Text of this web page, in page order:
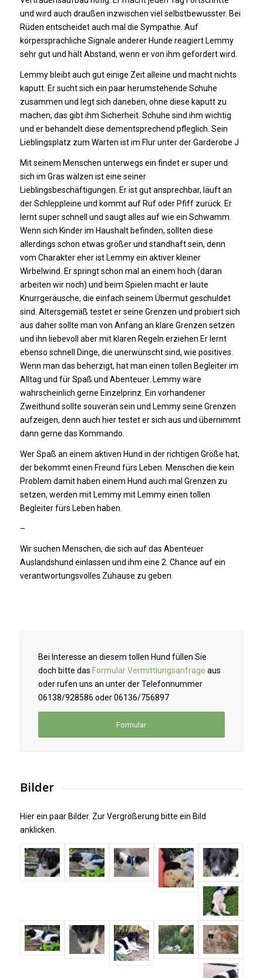
und wird auch draußen inzwischen viel selbstbewusster. Bei
Rüden entscheidet auch mal die Sympathie. Auf
körpersprachliche Signale anderer Hunde reagiert Lemmy
sehr gut und hält Abstand, wenn er von ihm gefordert wird.
Lemmy bleibt auch gut einige Zeit alleine und macht nichts
kaputt. Er sucht sich ein paar herumstehende Schuhe
zusammen und legt sich daneben, ohne diese kaputt zu
machen, das gibt ihm Sicherheit. Schuhe sind ihm wichtig
und er behandelt diese dementsprechend pfleglich. Sein
Lieblingsplatz zum Warten ist im Flur unter der Garderobe J
Mit seinem Menschen unterwegs ein findet er super und
sich im Gras wälzen ist eine seiner
Lieblingsbeschäftigungen. Er ist gut ansprechbar, läuft an
der Schleppleine und kommt auf Ruf oder Pfiff zurück. Er
lernt super schnell und saugt alles auf wie ein Schwamm.
Wenn sich Kinder im Haushalt befinden, sollten diese
allerdings schon etwas größer und standhaft sein, denn
vom Charakter eher ist Lemmy ein aktiver kleiner
Wirbelwind. Er springt schon mal an einem hoch (daran
arbeiten wir noch) und beim Spielen macht er laute
Knurrgeräusche, die einfach seinem Übermut geschuldet
sind. Altersgemäß testet er seine Grenzen und probiert sich
aus daher sollte man von Anfang an klare Grenzen setzen
und ihn liebevoll aber mit klaren Regeln erziehen Er lernt
ebenso schnell Dinge, die unerwünscht sind, wie positives.
Wenn man das beherzigt, hat man einen tollen Begleiter im
Alltag und für Spaß und Abenteuer. Lemmy wäre
wahrscheinlich gerne Einzelprinz. Ein vorhandener
Zweithund sollte souverän sein und Lemmy seine Grenzen
aufzeigen, denn auch hier testet er sich aus und übernimmt
dann gerne das Kommando.
Wer Spaß an einem aktiven Hund in der richtigen Größe hat,
der bekommt einen Freund fürs Leben. Menschen die kein
Problem damit haben einem Hund auch mal Grenzen zu
setzen, werden mit Lemmy mit Lemmy einen tollen
Begleiter fürs Leben haben.
–
Wir suchen Menschen, die sich auf das Abenteuer
Auslandshund einlassen und ihm eine 2. Chance auf ein
verantwortungsvolles Zuhause zu geben.
Bei Interesse an diesem tollen Hund füllen Sie
doch bitte das Formular Vermittlungsanfrage aus
oder rufen uns an unter der Telefonnummer
06138/928586 oder 06136/756897
Formular
Bilder
Hier ein paar Bilder. Zur Vergrößerung bitte ein Bild
anklicken.